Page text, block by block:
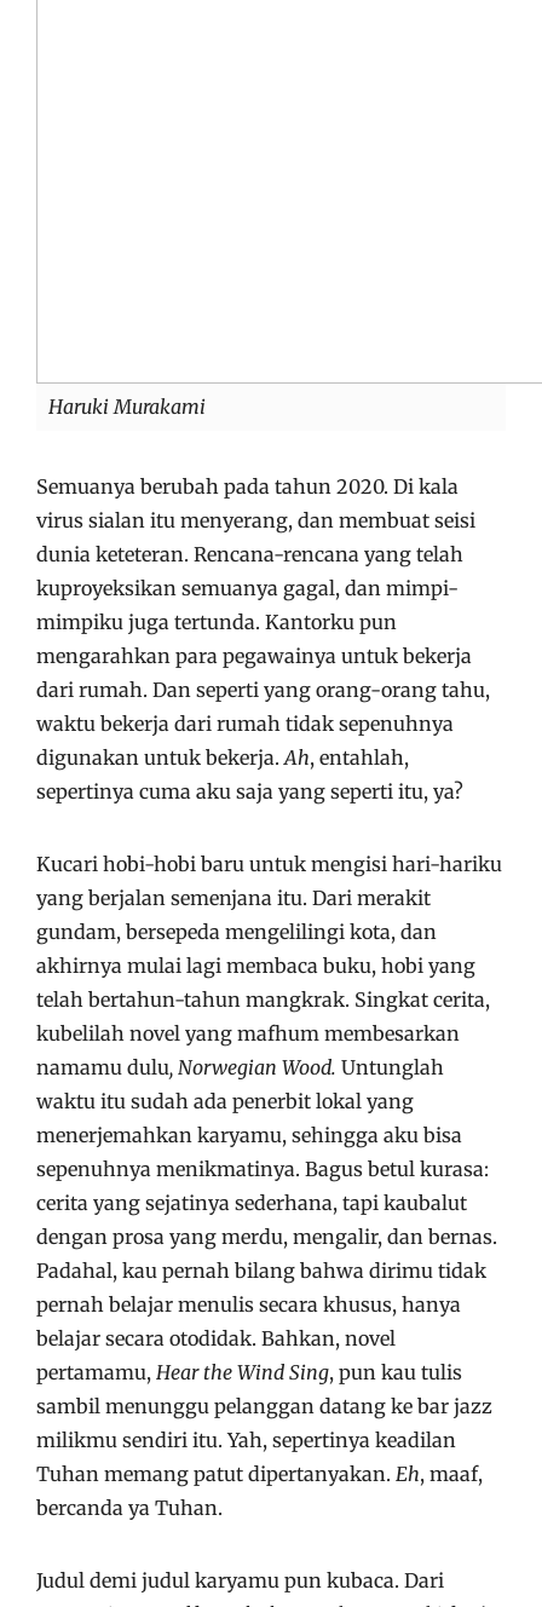
Haruki Murakami
Semuanya berubah pada tahun 2020. Di kala
virus sialan itu menyerang, dan membuat seisi
dunia keteteran. Rencana-rencana yang telah
kuproyeksikan semuanya gagal, dan mimpi-
mimpiku juga tertunda. Kantorku pun
mengarahkan para pegawainya untuk bekerja
dari rumah. Dan seperti yang orang-orang tahu,
waktu bekerja dari rumah tidak sepenuhnya
digunakan untuk bekerja.Ah, entahlah,
sepertinya cuma aku saja yang seperti itu, ya?
Kucari hobi-hobi baru untuk mengisi hari-hariku
yang berjalan semenjana itu. Dari merakit
gundam, bersepeda mengelilingi kota, dan
akhirnya mulai lagi membaca buku, hobi yang
telah bertahun-tahun mangkrak. Singkat cerita,
kubelilah novel yang mafhum membesarkan
namamu dulu, Norwegian Wood. Untunglah
waktu itu sudah ada penerbit lokal yang
menerjemahkan karyamu, sehingga aku bisa
sepenuhnya menikmatinya. Bagus betul kurasa:
cerita yang sejatinya sederhana, tapi kaubalut
dengan prosa yang merdu, mengalir, dan bernas.
Padahal, kau pernah bilang bahwa dirimu tidak
pernah belajar menulis secara khusus, hanya
belajar secara otodidak. Bahkan, novel
pertamamu, Hear the Wind Sing, pun kau tulis
sambil menunggu pelanggan datang ke bar jazz
milikmu sendiri itu. Yah, sepertinya keadilan
Tuhan memang patut dipertanyakan. Eh, maaf,
bercanda ya Tuhan.
Judul demi judul karyamu pun kubaca. Dari